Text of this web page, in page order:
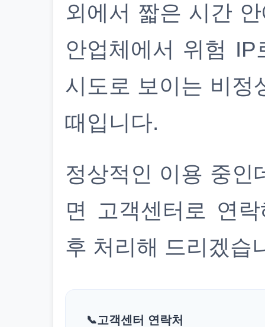
외에서 짧은 시간
안업체에서 위험
시도로 보이는 비정
때입니다.
정상적인 이용 중인
면 고객센터로 연
후 처리해 드리겠습
고객센터 연락처